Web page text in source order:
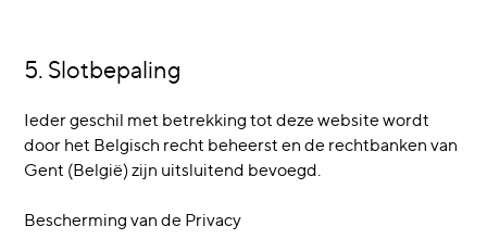
5. Slotbepaling
Ieder geschil met betrekking tot deze website wordt
door het Belgisch recht beheerst en de rechtbanken van
Gent (België) zijn uitsluitend bevoegd.
Bescherming van de Privacy